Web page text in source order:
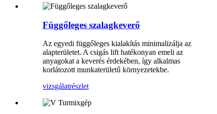
Függőleges szalagkeverő
Az egyedi függőleges kialakítás minimalizálja az
alapterületet. A csigás lift hatékonyan emeli az
anyagokat a keverés érdekében, így alkalmas
korlátozott munkaterületű környezetekbe.
vizsgálatrészlet